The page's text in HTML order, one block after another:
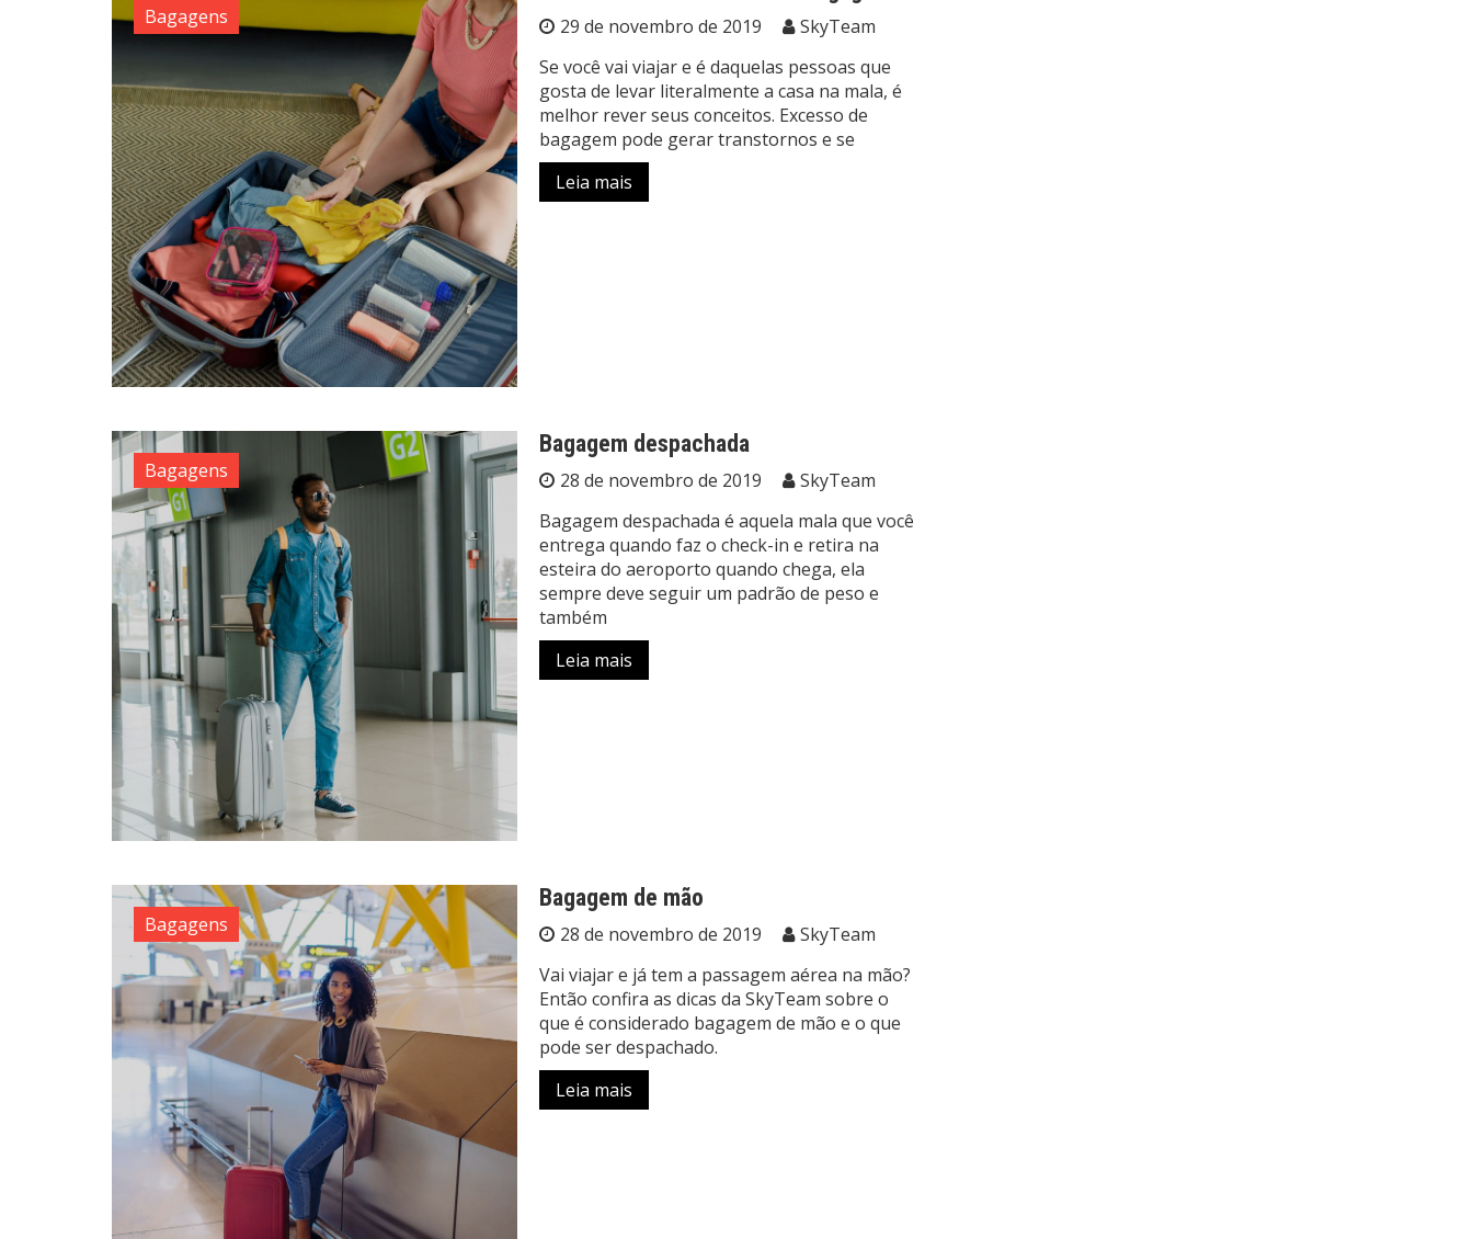
Bagagens 29 de novembro de 2019
SkyTeam
Se você vai viajar e é daquelas pessoas que
gosta de levar literalmente a casa na mala, é
melhor rever seus conceitos. Excesso de
bagagem pode gerar transtornos e se
Leia mais
Bagagens
Bagagem despachada
28 de novembro de 2019
SkyTeam
Bagagem despachada é aquela mala que você
entrega quando faz o check-in e retira na
esteira do aeroporto quando chega, ela
sempre deve seguir um padrão de peso e
também
Leia mais
Bagagens
Bagagem de mão
28 de novembro de 2019
SkyTeam
Vai viajar e já tem a passagem aérea na mão?
Então confira as dicas da SkyTeam sobre o
que é considerado bagagem de mão e o que
pode ser despachado.
Leia mais